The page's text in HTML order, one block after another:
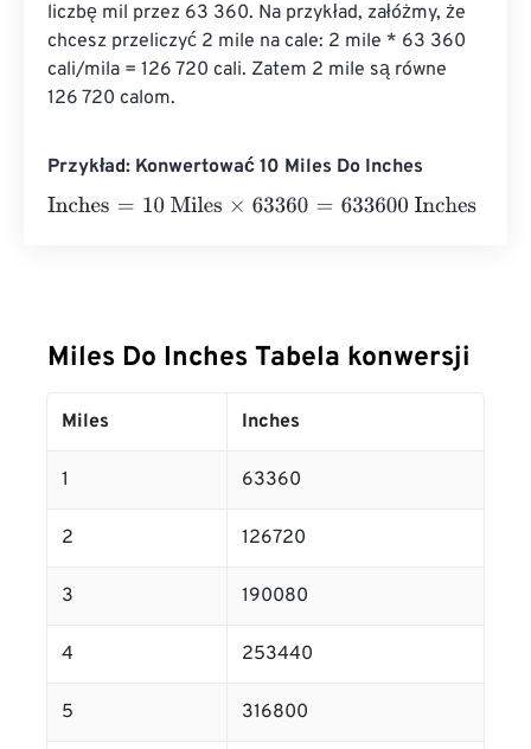
liczbę mil przez 63 360. Na przykład, załóżmy, że
chcesz przeliczyć 2 mile na cale: 2 mile * 63 360
cali/mila = 126 720 cali. Zatem 2 mile są równe
126 720 calom.
Przykład: Konwertować 10 Miles Do Inches
Inches= 10 Miles×63360=633600 Inches
Miles Do Inches Tabela konwersji
Miles Inches
1 63360
2 126720
3 190080
4 253440
5 316800